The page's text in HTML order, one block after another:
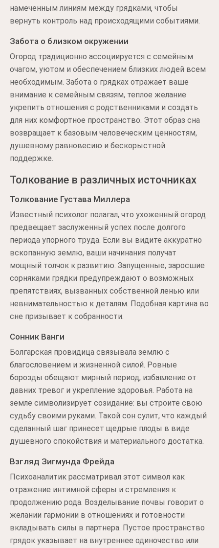
намеченным линиям между грядками, чтобы
вернуть контроль над происходящими событиями.
Забота о близком окружении
Огород традиционно ассоциируется с семейным
очагом, уютом и обеспечением близких людей всем
необходимым. Забота о грядках отражает ваше
внимание к семейным связям, теплое желание
укрепить отношения с родственниками и создать
для них комфортное пространство. Этот образ сна
возвращает к базовым человеческим ценностям,
душевному равновесию и бескорыстной
поддержке.
Толкование в различных источниках
Толкование Густава Миллера
Известный психолог полагал, что ухоженный огород
предвещает заслуженный успех после долгого
периода упорного труда. Если вы видите аккуратно
вскопанную землю, ваши начинания получат
мощный толчок к развитию. Запущенные, заросшие
сорняками грядки предупреждают о возможных
препятствиях, вызванных собственной ленью или
невнимательностью к деталям. Подобная картина во
сне призывает к собранности.
Сонник Ванги
Болгарская провидица связывала землю с
благословением и жизненной силой. Ровные
борозды обещают мирный период, избавление от
давних тревог и укрепление здоровья. Работа на
земле символизирует созидание: вы строите свою
судьбу своими руками. Такой сон сулит, что каждый
сделанный шаг принесет щедрые плоды в виде
душевного спокойствия и материального достатка.
Взгляд Зигмунда Фрейда
Психоаналитик рассматривал этот символ как
отражение интимной сферы и стремления к
продолжению рода. Возделывание почвы говорит о
желании гармонии в отношениях и готовности
вкладывать силы в партнера. Пустое пространство
грядок указывает на внутреннее одиночество или